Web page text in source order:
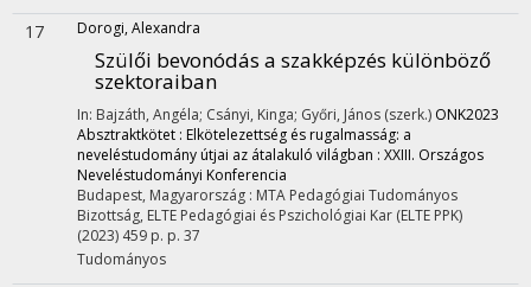
17 Dorogi, Alexandra
Szülői bevonódás a szakképzés különböző
szektoraiban
In: Bajzáth, Angéla; Csányi, Kinga; Győri, János (szerk.) ONK2023
Absztraktkötet : Elkötelezettség és rugalmasság: a
neveléstudomány útjai az átalakuló világban : XXIII. Országos
Neveléstudományi Konferencia
Budapest, Magyarország : MTA Pedagógiai Tudományos
Bizottság, ELTE Pedagógiai és Pszichológiai Kar (ELTE PPK)
(2023) 459 p. p. 37
Tudományos